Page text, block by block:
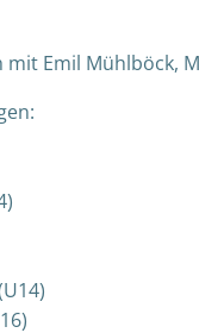
Emil Mühlböck,